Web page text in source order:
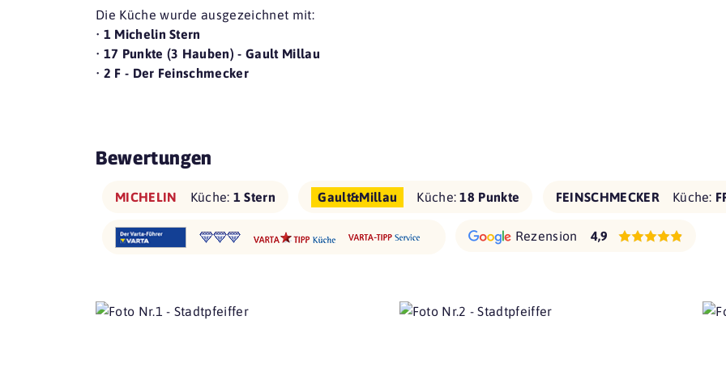
Die Küche wurde ausgezeichnet mit:
• 1 Michelin Stern
• 17 Punkte (3 Hauben) - Gault Millau
• 2 F - Der Feinschmecker
Bewertungen
MICHELIN Küche: 1 Stern Gault&Millau Küche:18 Punkte FEINSCHMECKER Küche:
Rezension 4,9